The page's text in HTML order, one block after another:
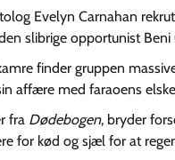
Evelyn Carnahan
slibrige opportunist
finder gruppen
affære med faraoens
fra Dødebogen, bryder
for kød og sjæl for at